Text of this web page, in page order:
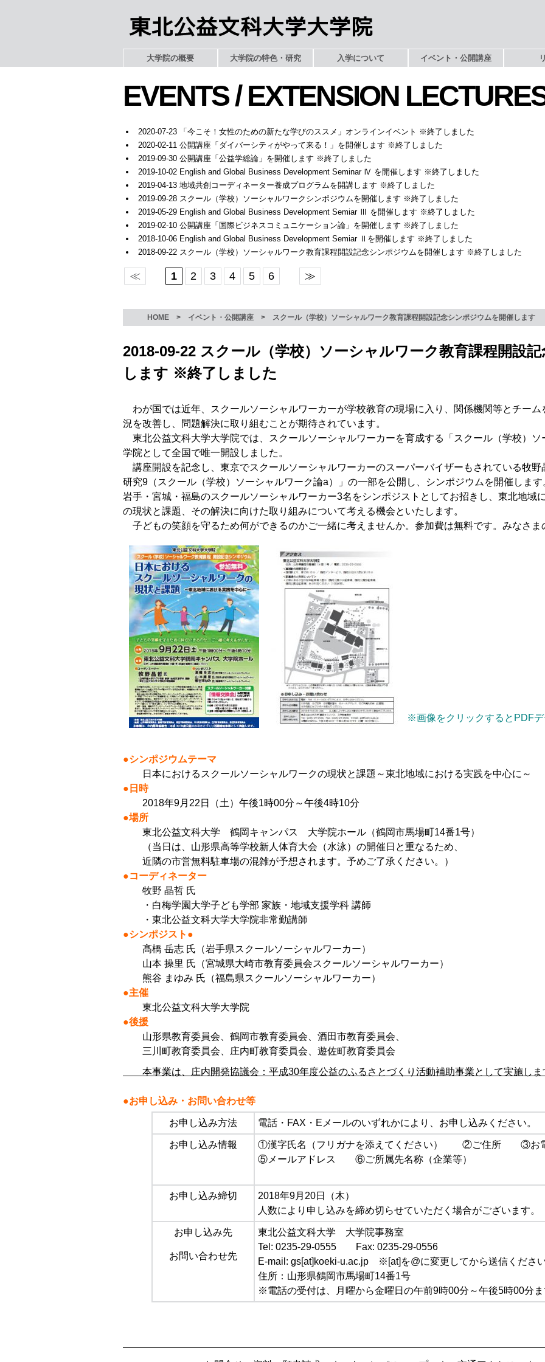
大学院の概要 大学院の特色・研究 入学について イベント・公開講座
EVENTS / EXTENSION
2020-07-23 「今こそ！女性のための新たな学びのススメ」オンラインイベント ※終了しました
2020-02-11 公開講座「ダイバーシティがやって来る！」を開催します ※終了しました
2019-09-30 公開講座「公益学総論」を開催します ※終了しました
2019-10-02 English and Global Business Development Seminar Ⅳ を開催します ※終了しました
2019-04-13 地域共創コーディネーター養成プログラムを開講します ※終了しました
2019-09-28 スクール（学校）ソーシャルワークシンポジウムを開催します ※終了しました
2019-05-29 English and Global Business Development Semiar Ⅲ を開催します ※終了しました
2019-02-10 公開講座「国際ビジネスコミュニケーション論」を開催します ※終了しました
2018-10-06 English and Global Business Development Semiar Ⅱを開催します ※終了しました
2018-09-22 スクール（学校）ソーシャルワーク教育課程開設記念シンポジウムを開催します ※終了しました
≪ 1 2 3 4 5 6 ≫
HOME > イベント・公開講座 > スクール（学校）ソーシャルワーク教育課程開設記念シンポジウムを開催します
2018-09-22 スクール（学校）ソーシャルワーク教育課程開設
します ※終了しました
わが国では近年、スクールソーシャルワーカーが学校教育の現場に入り、関係機関等とチー
況を改善し、問題解決に取り組むことが期待されています。
東北公益文科大学大学院では、スクールソーシャルワーカーを育成する「スクール（学校）
学院として全国で唯一開設しました。
講座開設を記念し、東京でスクールソーシャルワーカーのスーパーバイザーもされている牧
研究9（スクール（学校）ソーシャルワーク論a）」の一部を公開し、シンポジウムを開催します
岩手・宮城・福島のスクールソーシャルワーカー3名をシンポジストとしてお招きし、東北地域
の現状と課題、その解決に向けた取り組みについて考える機会といたします。
子どもの笑顔を守るため何ができるのかご一緒に考えませんか。参加費は無料です。みなさ
※画像をクリックするとPDF
●シンポジウムテーマ
日本におけるスクールソーシャルワークの現状と課題～東北地域における実践を中心に～
●日時
2018年9月22日（土）午後1時00分～午後4時10分
●場所
東北公益文科大学 鶴岡キャンパス 大学院ホール（鶴岡市馬場町14番1号）
（当日は、山形県高等学校新人体育大会（水泳）の開催日と重なるため、
近隣の市営無料駐車場の混雑が予想されます。予めご了承ください。）
●コーディネーター
牧野 晶哲 氏
・白梅学園大学子ども学部 家族・地域支援学科 講師
・東北公益文科大学大学院非常勤講師
●シンポジスト●
髙橋 岳志 氏（岩手県スクールソーシャルワーカー）
山本 操里 氏（宮城県大崎市教育委員会スクールソーシャルワーカー）
熊谷 まゆみ 氏（福島県スクールソーシャルワーカー）
●主催
東北公益文科大学大学院
●後援
山形県教育委員会、鶴岡市教育委員会、酒田市教育委員会、
三川町教育委員会、庄内町教育委員会、遊佐町教育委員会
本事業は、庄内開発協議会：平成30年度公益のふるさとづくり活動補助事業として実施しま
●お申し込み・お問い合わせ等
お申し込み方法 電話・FAX・Eメールのいずれかにより、お申し込みください。
お申し込み情報
①漢字氏名（フリガナを添えてください） ②ご住所 ③お
⑤メールアドレス ⑥ご所属先名称（企業等）
お申し込み締切
2018年9月20日（木）
人数により申し込みを締め切らせていただく場合がございます。
お申し込み先
お問い合わせ先
東北公益文科大学 大学院事務室
Tel: 0235-29-0555 Fax: 0235-29-0556
E-mail: gs[at]koeki-u.ac.jp ※[at]を@に変更してから送信くださ
住所：山形県鶴岡市馬場町14番1号
※電話の受付は、月曜から金曜日の午前9時00分～午後5時00分